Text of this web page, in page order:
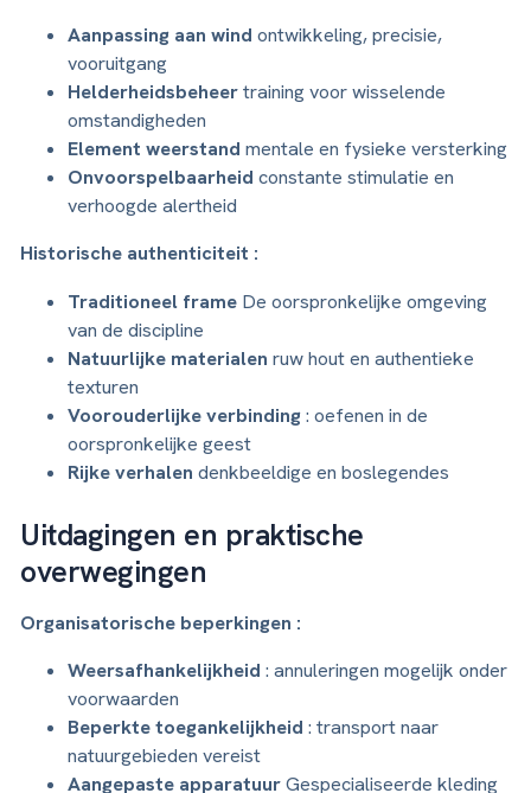
Aanpassing aan wind ontwikkeling, precisie,
vooruitgang
Helderheidsbeheertraining voor wisselende
omstandigheden
Element weerstand mentale en fysieke versterking
Onvoorspelbaarheid constante stimulatie en
verhoogde alertheid
Historische authenticiteit :
Traditioneel frame De oorspronkelijke omgeving
van de discipline
Natuurlijke materialen ruw hout en authentieke
texturen
Voorouderlijke verbinding: oefenen in de
oorspronkelijke geest
Rijke verhalen denkbeeldige en boslegendes
Uitdagingen en praktische
overwegingen
Organisatorische beperkingen :
Weersafhankelijkheid : annuleringen mogelijk onder
voorwaarden
Beperkte toegankelijkheid : transport naar
natuurgebieden vereist
Aangepaste apparatuurGespecialiseerde kleding